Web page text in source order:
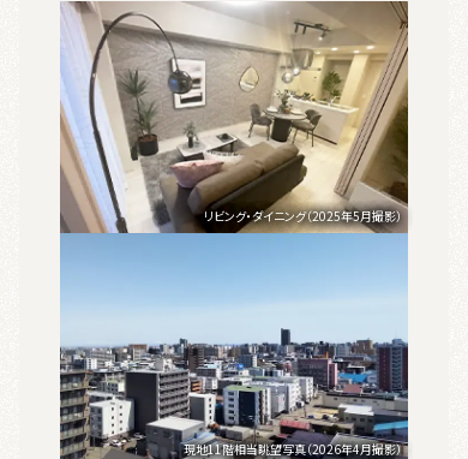
リビング・ダイニング（2025年5月撮影）
現地11階相当眺望写真（2026年4月撮影）